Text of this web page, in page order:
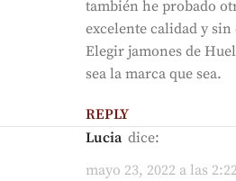
también he probado
excelente calidad y
Elegir jamones de
sea la marca que sea.
REPLY
Lucia dice:
mayo 23, 2022 a las